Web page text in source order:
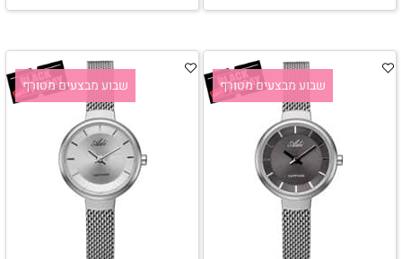
שבוע מבצעים מטורף שבוע מבצעים מטורף